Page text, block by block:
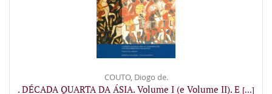
COUTO, Diogo de.
. DÉCADA QUARTA DA ÁSIA. Volume I (e Volume II). E [...]